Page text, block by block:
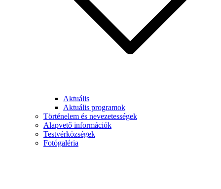
Aktuális
Aktuális programok
Történelem és nevezetességek
Alapvető információk
Testvérközségek
Fotógaléria